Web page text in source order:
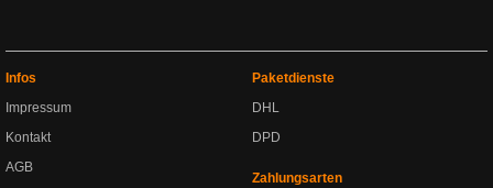
Infos
Impressum
Kontakt
AGB
Paketdienste
DHL
DPD
Zahlungsarten